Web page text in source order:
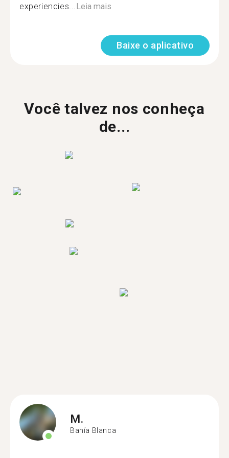
experiencies...Leia mais
Baixe o aplicativo
Você talvez nos conheça
de...
M.
Bahía Blanca